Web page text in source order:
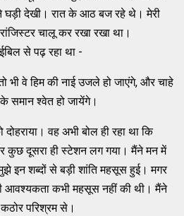
घड़ी देखी। रात के आठ बज रहे थे। मेरी
चालू कर रखा रखा था।
से पढ़ रहा था -
भी वे हिम की नाई उजले हो जाएंगे, और चाहे
समान श्वेत हो जायेंगे।
वह अभी बोल ही रहा था कि
कुछ दूसरा ही स्टेशन लग गया। मैंने मन में
इन शब्दों से बड़ी शांति महसूस हुई। मगर
आवश्यकता कभी महसूस नहीं की थी। मैंने
परिश्रम से।